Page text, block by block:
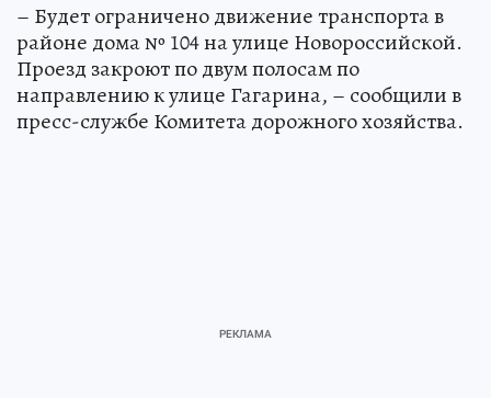
– Будет ограничено движение транспорта в
районе дома № 104 на улице Новороссийской.
Проезд закроют по двум полосам по
направлению к улице Гагарина, – сообщили в
пресс-службе Комитета дорожного хозяйства.